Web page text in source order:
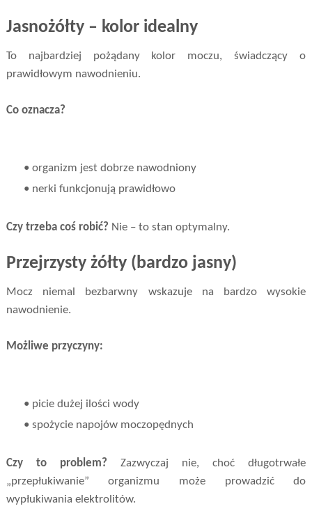
Jasnożółty – kolor idealny
To najbardziej pożądany kolor moczu, świadczący o
prawidłowym nawodnieniu.
Co oznacza?
• organizm jest dobrze nawodniony
• nerki funkcjonują prawidłowo
Czy trzeba coś robić? Nie – to stan optymalny.
Przejrzysty żółty (bardzo jasny)
Mocz niemal bezbarwny wskazuje na bardzo wysokie
nawodnienie.
Możliwe przyczyny:
• picie dużej ilości wody
• spożycie napojów moczopędnych
Czy to problem? Zazwyczaj nie, choć długotrwałe
„przepłukiwanie” organizmu może prowadzić do
wypłukiwania elektrolitów.